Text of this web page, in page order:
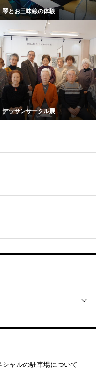
琴とお三味線の体験
デッサンサークル展
ャルの駐車場について